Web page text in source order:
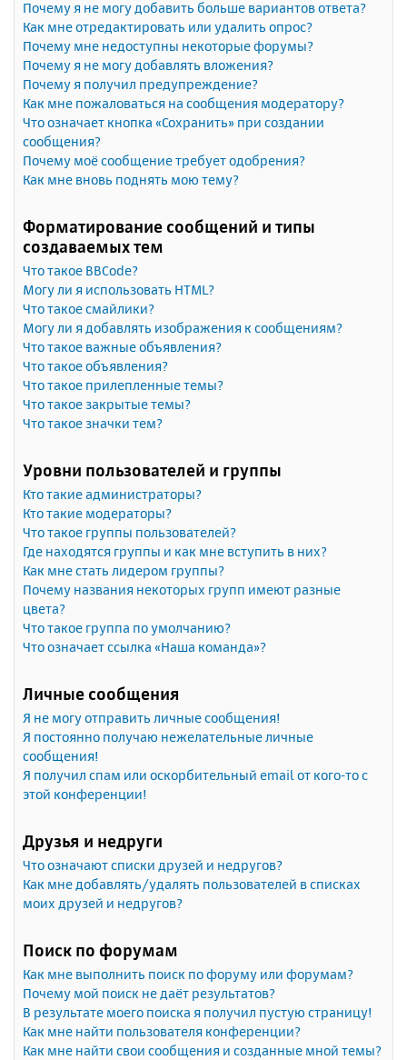
Почему я не могу добавить больше вариантов ответа?
Как мне отредактировать или удалить опрос?
Почему мне недоступны некоторые форумы?
Почему я не могу добавлять вложения?
Почему я получил предупреждение?
Как мне пожаловаться на сообщения модератору?
Что означает кнопка «Сохранить» при создании
сообщения?
Почему моё сообщение требует одобрения?
Как мне вновь поднять мою тему?
Форматирование сообщений и типы
создаваемых тем
Что такое BBCode?
Могу ли я использовать HTML?
Что такое смайлики?
Могу ли я добавлять изображения к сообщениям?
Что такое важные объявления?
Что такое объявления?
Что такое прилепленные темы?
Что такое закрытые темы?
Что такое значки тем?
Уровни пользователей и группы
Кто такие администраторы?
Кто такие модераторы?
Что такое группы пользователей?
Где находятся группы и как мне вступить в них?
Как мне стать лидером группы?
Почему названия некоторых групп имеют разные
цвета?
Что такое группа по умолчанию?
Что означает ссылка «Наша команда»?
Личные сообщения
Я не могу отправить личные сообщения!
Я постоянно получаю нежелательные личные
сообщения!
Я получил спам или оскорбительный email от кого-то с
этой конференции!
Друзья и недруги
Что означают списки друзей и недругов?
Как мне добавлять/удалять пользователей в списках
моих друзей и недругов?
Поиск по форумам
Как мне выполнить поиск по форуму или форумам?
Почему мой поиск не даёт результатов?
В результате моего поиска я получил пустую страницу!
Как мне найти пользователя конференции?
Как мне найти свои сообщения и созданные мной темы?